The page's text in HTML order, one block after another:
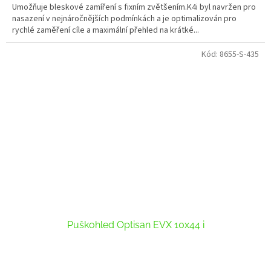
Umožňuje bleskové zamíření s fixním zvětšením.K4i byl navržen pro
nasazení v nejnáročnějších podmínkách a je optimalizován pro
rychlé zaměření cíle a maximální přehled na krátké...
Puškohled Optisan EVX 10x44 i
Kód: 8655-S-435